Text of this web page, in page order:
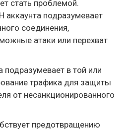
стать проблемой.
аккаунта подразумевает
соединения,
атаки или перехват
подразумевает в той или
трафика для защиты
от несанкционированного
предотвращению